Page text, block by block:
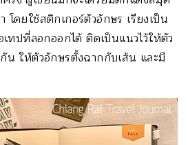
โดยใช้สติกเกอร์ตัวอักษร เรียงเป็น
ทปที่ลอกออกได้ ติดเป็นแนวไว้ให้ตัว
น ให้ตัวอักษรตั้งฉากกับเส้น และมี